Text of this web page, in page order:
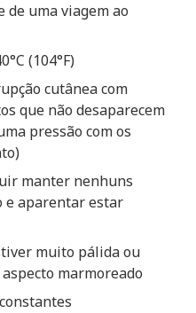
de uma viagem ao
(104°F)
cutânea com
que não desaparecem
pressão com os
manter nenhuns
e aparentar estar
muito pálida ou
marmoreado